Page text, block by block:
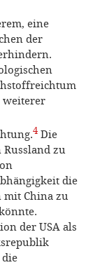
eine
der
weiterer
4 Die
zu
die
mit China zu
der USA als